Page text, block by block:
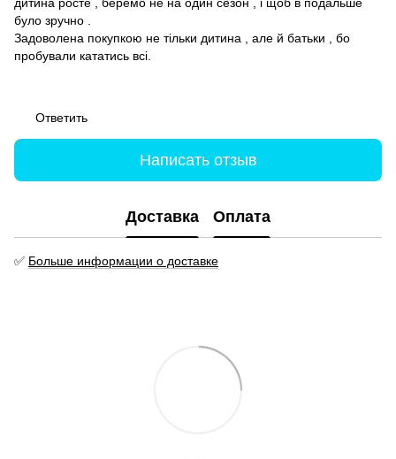
було зручно .
Задоволена покупкою не тільки дитина , але й батьки , бо
пробували кататись всі.
Ответить
Написать отзыв
Доставка Оплата
✅ Больше информации о доставке